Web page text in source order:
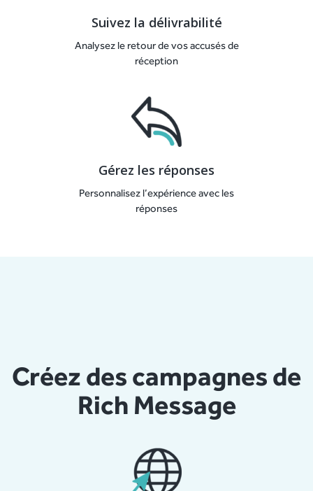
Suivez la délivrabilité
Analysez le retour de vos accusés de
réception
Gérez les réponses
Personnalisez l’expérience avec les
réponses
Créez des campagnes de
Rich Message